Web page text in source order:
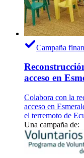
Campaña
acceso en
Colabora con la
acceso en
el terremoto de
Una campaña de: